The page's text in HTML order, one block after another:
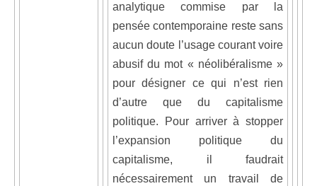
analytique commise par la
pensée contemporaine reste sans
aucun doute l’usage courant voire
abusif du mot « néolibéralisme »
pour désigner ce qui n’est rien
d’autre que du capitalisme
politique. Pour arriver à stopper
l’expansion politique du
capitalisme, il faudrait
nécessairement un travail de